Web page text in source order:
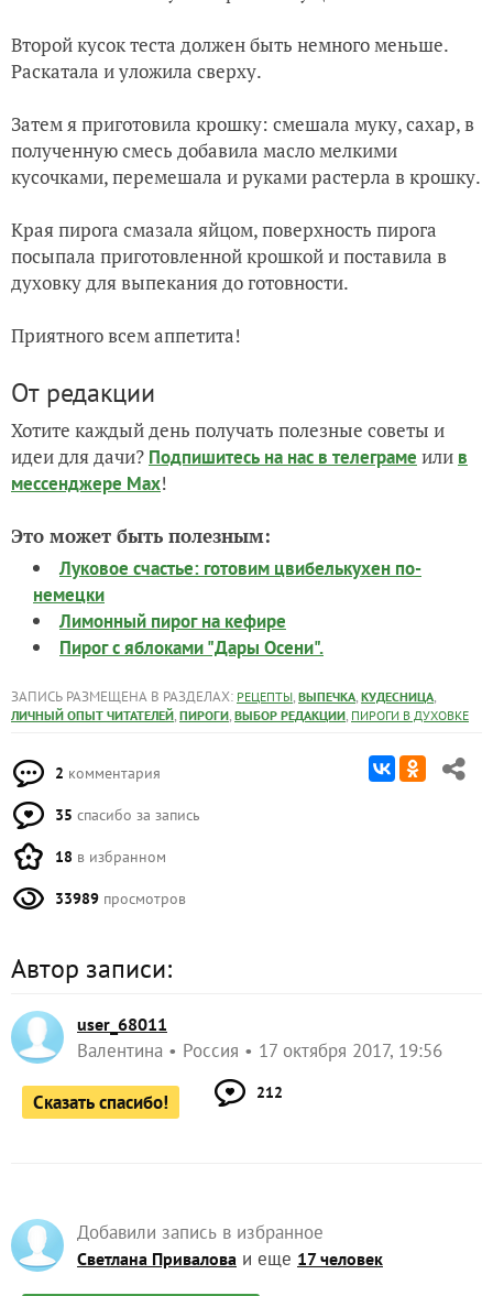
Второй кусок теста должен быть немного меньше.
Раскатала и уложила сверху.
Затем я приготовила крошку: смешала муку, сахар, в
полученную смесь добавила масло мелкими
кусочками, перемешала и руками растерла в крошку.
Края пирога смазала яйцом, поверхность пирога
посыпала приготовленной крошкой и поставила в
духовку для выпекания до готовности.
Приятного всем аппетита!
От редакции
Хотите каждый день получать полезные советы и
идеи для дачи? Подпишитесь на нас в телеграме или в
мессенджере Max!
Это может быть полезным:
Луковое счастье: готовим цвибелькухен по-
немецки
Лимонный пирог на кефире
Пирог с яблоками "Дары Осени".
ЗАПИСЬ РАЗМЕЩЕНА В РАЗДЕЛАХ: РЕЦЕПТЫ, ВЫПЕЧКА, КУДЕСНИЦА,
ЛИЧНЫЙ ОПЫТ ЧИТАТЕЛЕЙ, ПИРОГИ, ВЫБОР РЕДАКЦИИ, ПИРОГИ В ДУХОВКЕ
2 комментария
35 спасибо за запись
18 в избранном
33989 просмотров
Автор записи:
user_68011
Валентина Россия 17 октября 2017, 19:56
Сказать спасибо! 212
Добавили запись в избранное
Светлана Привалова и еще 17 человек